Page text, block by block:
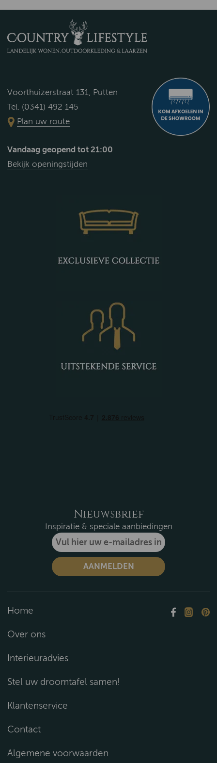
Voorthuizerstraat 131, Putten
Tel. (0341) 492 145
Plan uw route
Vandaag geopend tot 21:00
Bekijk openingstijden
Nieuwsbrief
Inspiratie & speciale aanbiedingen
Home
Over ons
Interieuradvies
Stel uw droomtafel samen!
Klantenservice
Contact
Algemene voorwaarden